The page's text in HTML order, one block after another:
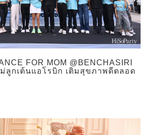
FOR MOM @BENCHASIRI
ม่ลูกเต้นแอโรบิก เติมสุขภาพดีตลอด